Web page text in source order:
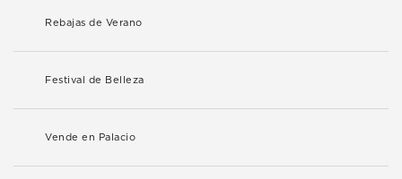
Rebajas de Verano
Festival de Belleza
Vende en Palacio